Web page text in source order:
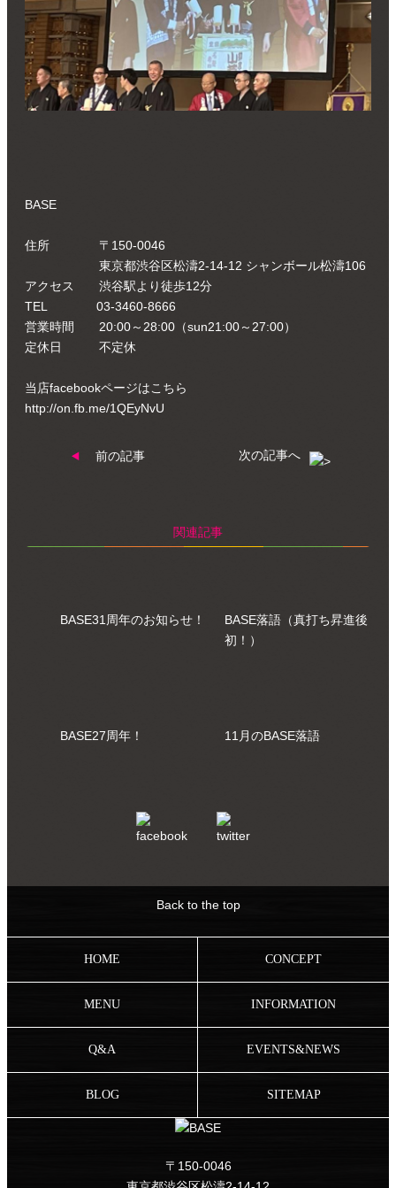
BASE
住所 〒150-0046
東京都渋谷区松濤2-14-12 シャンボール松濤106
アクセス 渋谷駅より徒歩12分
TEL 03-3460-8666
営業時間 20:00～28:00（sun21:00～27:00）
定休日 不定休
当店facebookページはこちら
http://on.fb.me/1QEyNvU
前の記事 次の記事へ
関連記事
BASE31周年のお知らせ！
BASE落語（真打ち昇進後
初！）
BASE27周年！ 11月のBASE落語
Back to the top
HOME CONCEPT
MENU INFORMATION
Q&A EVENTS&NEWS
BLOG SITEMAP
〒150-0046